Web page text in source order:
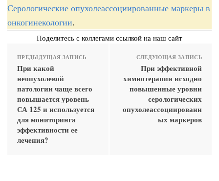
Серологические опухолеассоциированные маркеры в
онкогинекологии.
Поделитесь с коллегами ссылкой на наш сайт
ПРЕДЫДУЩАЯ ЗАПИСЬ
При какой
неопухолевой
патологии чаще всего
повышается уровень
СА 125 и используется
для мониторинга
эффективности ее
лечения?
СЛЕДУЮЩАЯ ЗАПИСЬ
При эффективной
химиотерапии исходно
повышенные уровни
серологических
опухолеассоциированн
ых маркеров